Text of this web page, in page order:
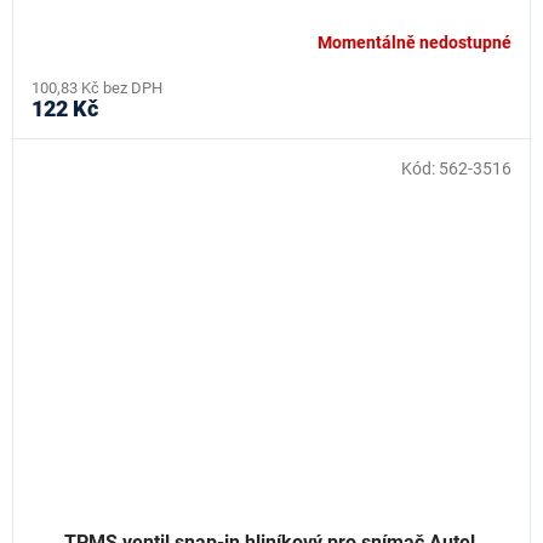
Momentálně nedostupné
100,83 Kč bez DPH
122 Kč
Kód: 562-3516